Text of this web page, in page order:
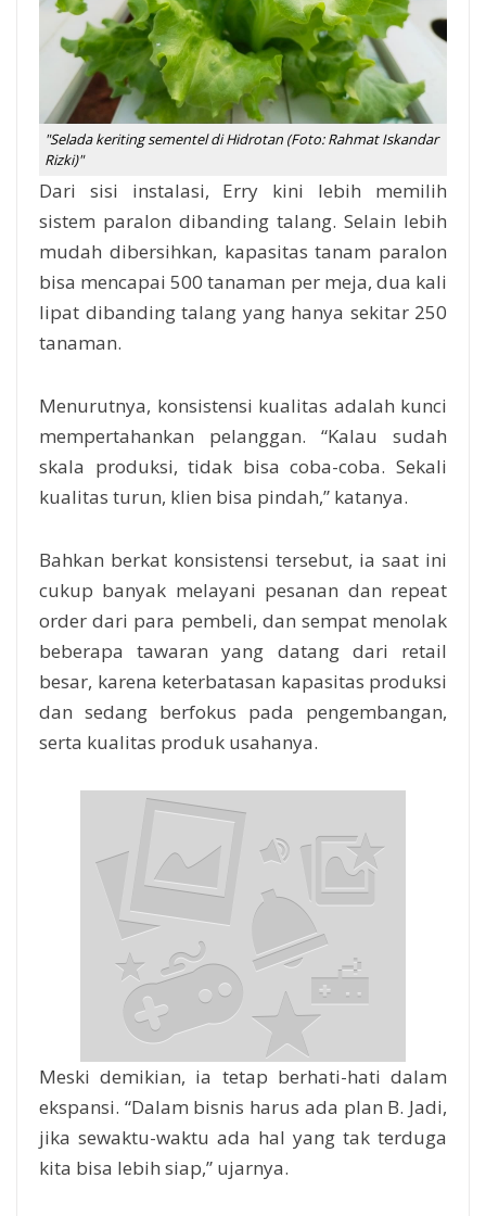
"Selada keriting sementel di Hidrotan (Foto: Rahmat Iskandar
Rizki)"
Dari sisi instalasi, Erry kini lebih memilih
sistem paralon dibanding talang. Selain lebih
mudah dibersihkan, kapasitas tanam paralon
bisa mencapai 500 tanaman per meja, dua kali
lipat dibanding talang yang hanya sekitar 250
tanaman.
Menurutnya, konsistensi kualitas adalah kunci
mempertahankan pelanggan. “Kalau sudah
skala produksi, tidak bisa coba-coba. Sekali
kualitas turun, klien bisa pindah,” katanya.
Bahkan berkat konsistensi tersebut, ia saat ini
cukup banyak melayani pesanan dan repeat
order dari para pembeli, dan sempat menolak
beberapa tawaran yang datang dari retail
besar, karena keterbatasan kapasitas produksi
dan sedang berfokus pada pengembangan,
serta kualitas produk usahanya.
Meski demikian, ia tetap berhati-hati dalam
ekspansi. “Dalam bisnis harus ada plan B. Jadi,
jika sewaktu-waktu ada hal yang tak terduga
kita bisa lebih siap,” ujarnya.